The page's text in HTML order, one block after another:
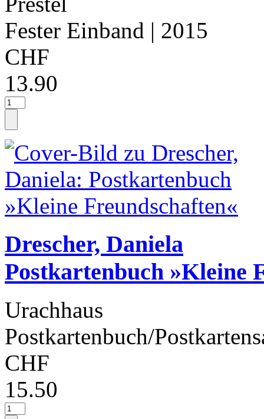
Fester Einband | 2015
CHF
13.90
Drescher, Daniela
Postkartenbuch »Kleine
Urachhaus
Postkartenbuch/
CHF
15.50